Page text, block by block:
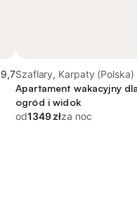
9,7Szaflary, Karpaty (Polska)
Apartament wakacyjny
ogród i widok
od1349 złza noc